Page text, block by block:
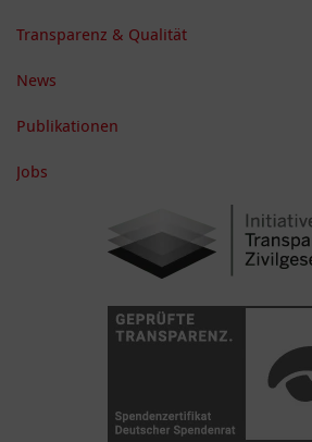
Transparenz & Qualität
News
Publikationen
Jobs